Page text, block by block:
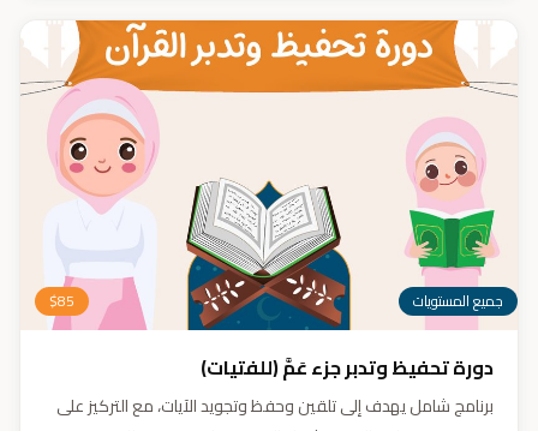
جميع المستويات $85
دورة تحفيظ وتدبر جزء عَمَّ (للفتيات)
برنامج شامل يهدف إلى تلقين وحفظ وتجويد الآيات، مع التركيز على